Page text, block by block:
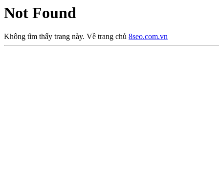
Not Found
Không tìm thấy trang này. Về trang chủ 8seo.com.vn